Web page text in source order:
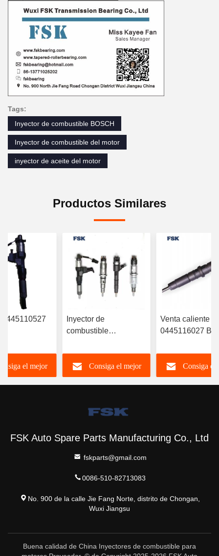
Tags:
Inyector de combustible BOSCH
Inyector de combustible del motor
inyector de aceite del motor
Productos Similares
0445110527
de
Inyector
el mejor
Inyector de
combustible
Euro IV Inyector
612630090055 FSKG
Duradero
Consiga el mejor
Venta caliente
0445116027
combustible
6420701287
Mercedes
Consiga el
FSK Auto Spare Parts Manufacturing Co., Ltd
fskparts@gmail.com
0086-510-82713083
No. 900 de la calle Jie Fang Norte, distrito de Chongan,
Wuxi Jiangsu
Buena calidad de China Inyectores de combustible para